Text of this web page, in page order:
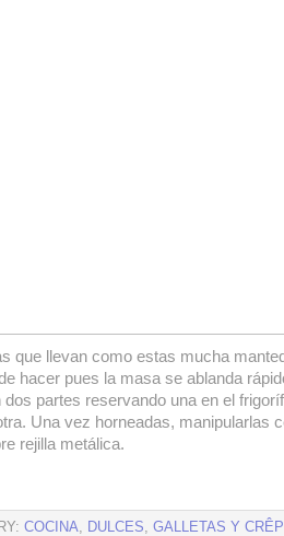
que llevan como estas mucha
hacer pues la masa se ablanda
dos partes reservando una en el
Una vez horneadas, manipularlas
rejilla metálica.
COCINA, DULCES, GALLETAS Y